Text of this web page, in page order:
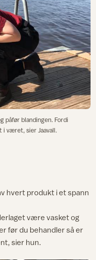
påfør blandingen. Fordi
været, sier Jaavall.
hvert produkt i et spann
være vasket og
før du behandler så er
sier hun.